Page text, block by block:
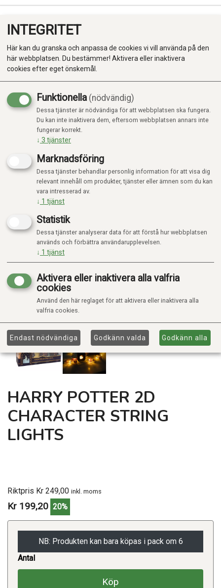
Produkter
Kategorier
Kampanj
HARRY POTTER 2D
CHARACTER STRING
LIGHTS
Riktpris Kr 249,00 inkl. moms
Kr 199,20 20%
NB: Produkten kan bara köpas i pack om 6
Antal
Köp
INTEGRITET
Här kan du granska och anpassa de cookies vi vill använda på den
här webbplatsen. Du bestämmer! Aktivera eller inaktivera
cookies efter eget önskemål.
Funktionella (nödvändig)
Dessa tjänster är nödvändiga för att webbplatsen ska fungera.
Du kan inte inaktivera dem, eftersom webbplatsen annars inte
fungerar korrekt.
↓ 3 tjänster
Marknadsföring
Dessa tjänster behandlar personlig information för att visa dig
relevant innehåll om produkter, tjänster eller ämnen som du kan
vara intresserad av.
↓ 1 tjänst
Statistik
Dessa tjänster analyserar data för att förstå hur webbplatsen
används och förbättra användarupplevelsen.
↓ 1 tjänst
Aktivera eller inaktivera alla valfria
cookies
Använd den här reglaget för att aktivera eller inaktivera alla
valfria cookies.
Endast nödvändiga Godkänn valda Godkänn alla